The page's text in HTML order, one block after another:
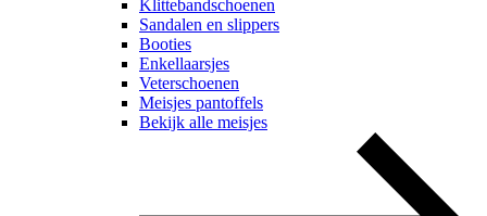
Klittebandschoenen
Sandalen en slippers
Booties
Enkellaarsjes
Veterschoenen
Meisjes pantoffels
Bekijk alle meisjes